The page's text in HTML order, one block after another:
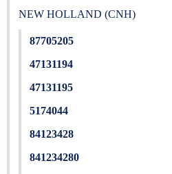
NEW HOLLAND (CNH)
87705205
47131194
47131195
5174044
84123428
841234280